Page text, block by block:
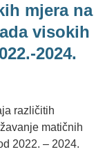
mjera na
visokih
2024.
različitih
matičnih
2022. – 2024.